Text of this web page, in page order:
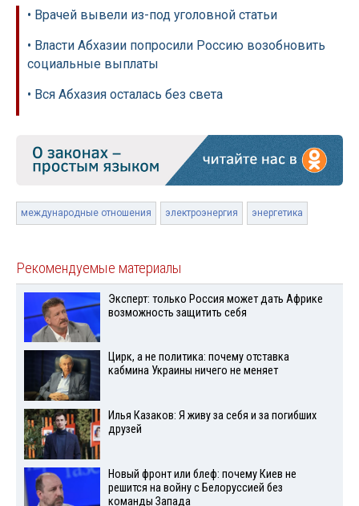
• Врачей вывели из-под уголовной статьи
• Власти Абхазии попросили Россию возобновить
социальные выплаты
• Вся Абхазия осталась без света
международные отношения электроэнергия энергетика
Рекомендуемые материалы
Эксперт: только Россия может дать Африке
возможность защитить себя
Цирк, а не политика: почему отставка
кабмина Украины ничего не меняет
Илья Казаков: Я живу за себя и за погибших
друзей
Новый фронт или блеф: почему Киев не
решится на войну с Белоруссией без
команды Запада